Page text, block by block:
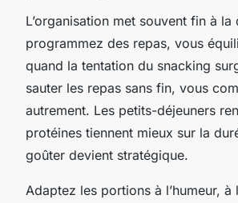
L’organisation met souvent fin à la
programmez des repas, vous
quand la tentation du snacking
sauter les repas sans fin, vous
autrement. Les petits-déjeuners
protéines tiennent mieux sur la
goûter devient stratégique.
Adaptez les portions à l’humeur, à